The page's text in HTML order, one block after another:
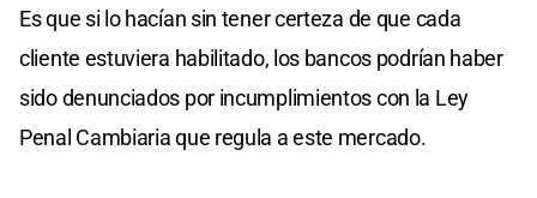
Es que si lo hacían sin tener certeza de que cada
cliente estuviera habilitado, los bancos podrían haber
sido denunciados por incumplimientos con la Ley
Penal Cambiaria que regula a este mercado.